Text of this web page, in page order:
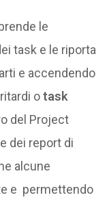
le
task e le riporta
e accendendo
otask
del Project
dei report di
alcune
e permettendo